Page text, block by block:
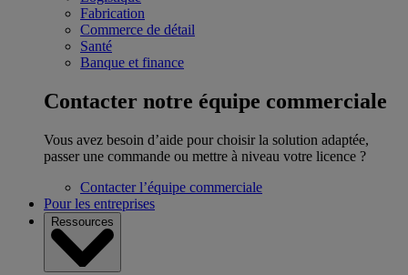
Fabrication
Commerce de détail
Santé
Banque et finance
Contacter notre équipe commerciale
Vous avez besoin d’aide pour choisir la solution adaptée,
passer une commande ou mettre à niveau votre licence ?
Contacter l’équipe commerciale
Pour les entreprises
Ressources